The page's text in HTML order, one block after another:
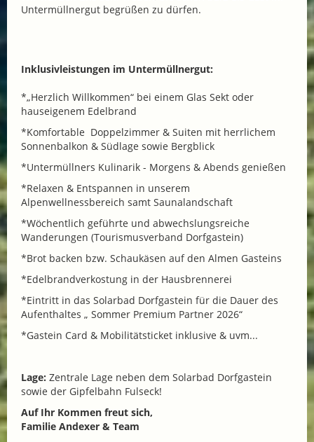
Untermüllnergut begrüßen zu dürfen.
Inklusivleistungen im Untermüllnergut:
*„Herzlich Willkommen“ bei einem Glas Sekt oder
hauseigenem Edelbrand
*Komfortable Doppelzimmer & Suiten mit herrlichem
Sonnenbalkon & Südlage sowie Bergblick
*Untermüllners Kulinarik - Morgens & Abends genießen
*Relaxen & Entspannen in unserem
Alpenwellnessbereich samt Saunalandschaft
*Wöchentlich geführte und abwechslungsreiche
Wanderungen (Tourismusverband Dorfgastein)
*Brot backen bzw. Schaukäsen auf den Almen Gasteins
*Edelbrandverkostung in der Hausbrennerei
*Eintritt in das Solarbad Dorfgastein für die Dauer des
Aufenthaltes „ Sommer Premium Partner 2026“
*Gastein Card & Mobilitätsticket inklusive & uvm...
Lage: Zentrale Lage neben dem Solarbad Dorfgastein
sowie der Gipfelbahn Fulseck!
Auf Ihr Kommen freut sich,
Familie Andexer & Team